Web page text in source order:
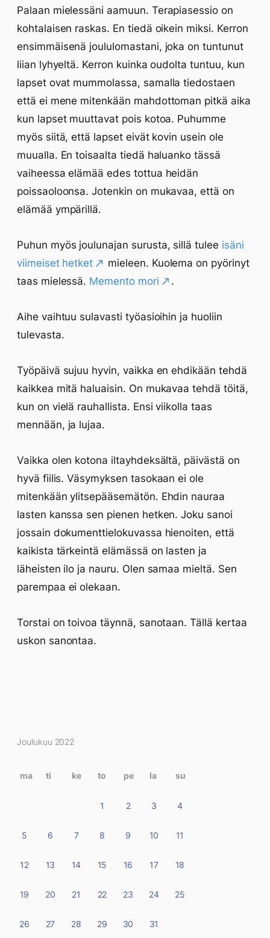
Palaan mielessäni aamuun. Terapiasessio on
kohtalaisen raskas. En tiedä oikein miksi. Kerron
ensimmäisenä joululomastani, joka on tuntunut
liian lyhyeltä. Kerron kuinka oudolta tuntuu, kun
lapset ovat mummolassa, samalla tiedostaen
että ei mene mitenkään mahdottoman pitkä aika
kun lapset muuttavat pois kotoa. Puhumme
myös siitä, että lapset eivät kovin usein ole
muualla. En toisaalta tiedä haluanko tässä
vaiheessa elämää edes tottua heidän
poissaoloonsa. Jotenkin on mukavaa, että on
elämää ympärillä.
Puhun myös joulunajan surusta, sillä tulee isäni
viimeiset hetket
mieleen. Kuolema on pyörinyt
taas mielessä. Memento mori .
Aihe vaihtuu sulavasti työasioihin ja huoliin
tulevasta.
Työpäivä sujuu hyvin, vaikka en ehdikään tehdä
kaikkea mitä haluaisin. On mukavaa tehdä töitä,
kun on vielä rauhallista. Ensi viikolla taas
mennään, ja lujaa.
Vaikka olen kotona iltayhdeksältä, päivästä on
hyvä fiilis. Väsymyksen tasokaan ei ole
mitenkään ylitsepääsemätön. Ehdin nauraa
lasten kanssa sen pienen hetken. Joku sanoi
jossain dokumenttielokuvassa hienoiten, että
kaikista tärkeintä elämässä on lasten ja
läheisten ilo ja nauru. Olen samaa mieltä. Sen
parempaa ei olekaan.
Torstai on toivoa täynnä, sanotaan. Tällä kertaa
uskon sanontaa.
Kirjoitukset
Joulukuu 2022
ma ti ke to pe la su
1 2 3 4
5 6 7 8 9 10 11
12 13 14 15 16 17 18
19 20 21 22 23 24 25
26 27 28 29 30 31